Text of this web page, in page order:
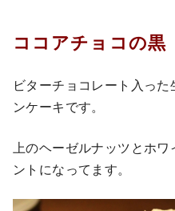
ココアチョコの黒
ビターチョコレート入っ
ンケーキです。
上のヘーゼルナッツとホ
ントになってます。